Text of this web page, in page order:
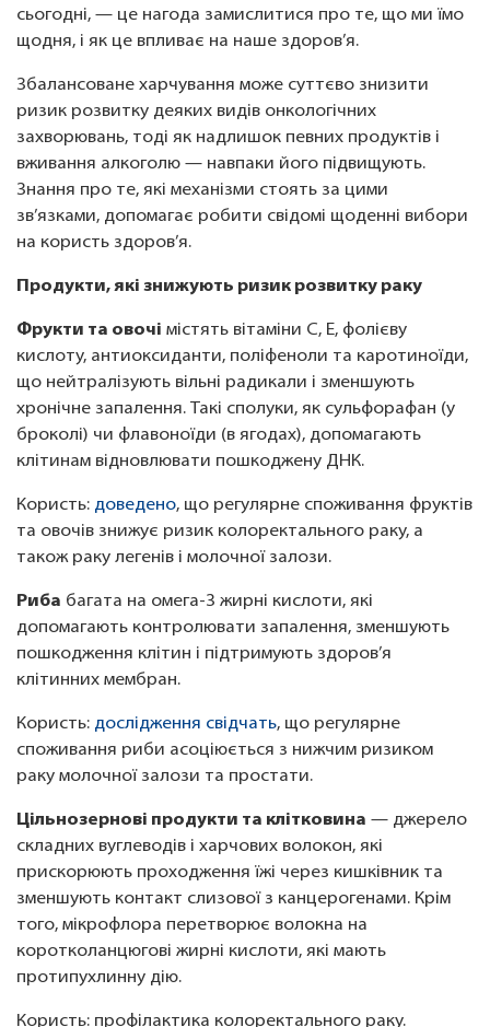
сьогодні, — це нагода замислитися про те, що ми їмо
щодня, і як це впливає на наше здоров’я.
Збалансоване харчування може суттєво знизити
ризик розвитку деяких видів онкологічних
захворювань, тоді як надлишок певних продуктів і
вживання алкоголю — навпаки його підвищують.
Знання про те, які механізми стоять за цими
зв’язками, допомагає робити свідомі щоденні вибори
на користь здоров’я.
Продукти, які знижують ризик розвитку раку
Фрукти та овочі містять вітаміни С, Е, фолієву
кислоту, антиоксиданти, поліфеноли та каротиноїди,
що нейтралізують вільні радикали і зменшують
хронічне запалення. Такі сполуки, як сульфорафан (у
броколі) чи флавоноїди (в ягодах), допомагають
клітинам відновлювати пошкоджену ДНК.
Користь: доведено, що регулярне споживання фруктів
та овочів знижує ризик колоректального раку, а
також раку легенів і молочної залози.
Риба багата на омега-3 жирні кислоти, які
допомагають контролювати запалення, зменшують
пошкодження клітин і підтримують здоров’я
клітинних мембран.
Користь: дослідження свідчать, що регулярне
споживання риби асоціюється з нижчим ризиком
раку молочної залози та простати.
Цільнозернові продукти та клітковина — джерело
складних вуглеводів і харчових волокон, які
прискорюють проходження їжі через кишківник та
зменшують контакт слизової з канцерогенами. Крім
того, мікрофлора перетворює волокна на
коротколанцюгові жирні кислоти, які мають
протипухлинну дію.
Користь: профілактика колоректального раку.